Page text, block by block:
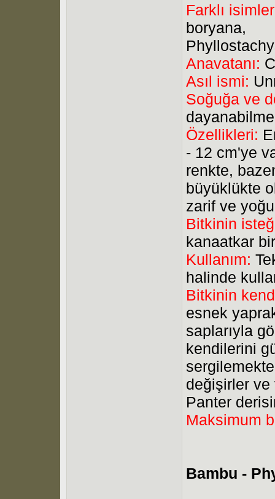
Farklı
boryana,
Anavatanı:
Asıl ismi:
Soğuğa ve
Özellikleri:
- 12 cm'ye
renkte,
büyüklükte
zarif ve
Bitkinin
kanaatkar
Kullanım:
halinde
Bitkinin
esnek
saplarıyla
kendilerini
değişirler
Panter
Maksimum
Bambu -